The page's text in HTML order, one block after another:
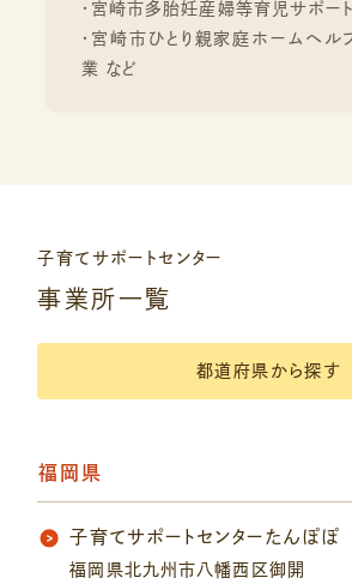
・宮崎市多胎妊産婦等育児サポー
・宮崎市ひとり親家庭ホームヘル
業 など
子育てサポートセンター
事業所一覧
都道府県から探す
福岡県
子育てサポートセンターたんぽぽ
福岡県北九州市八幡西区御開